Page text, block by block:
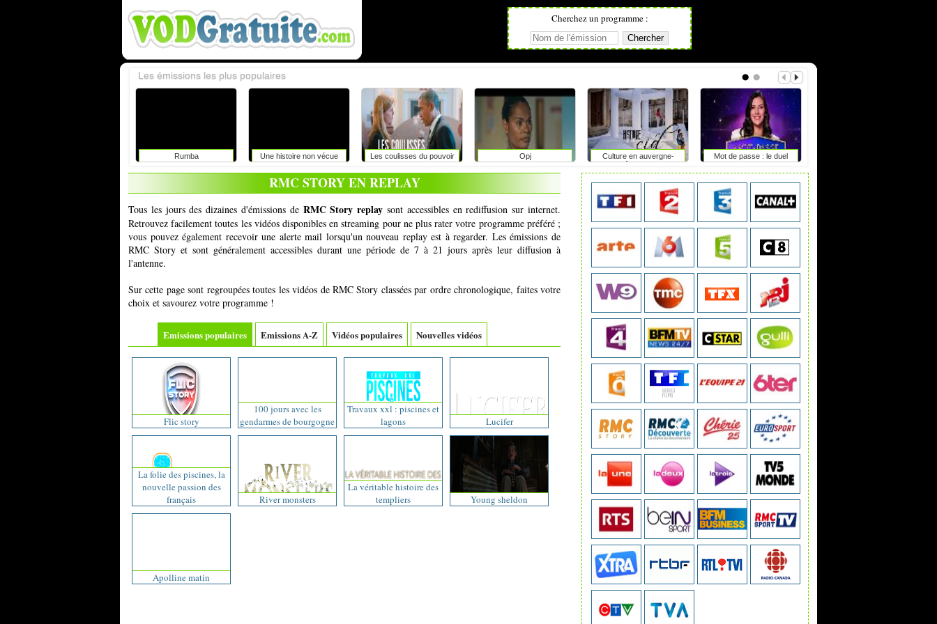
Cherchez un programme :
Rumba Une histoire non vécue Les coulisses du pouvoir Opj
Culture en auvergne-
rhône-alpes
Mot de passe : le duel
Les émissions les plus populaires
RMC STORY EN REPLAY
Tous les jours des dizaines d'émissions de RMC Story replay sont accessibles en rediffusion sur internet.
Retrouvez facilement toutes les vidéos disponibles en streaming pour ne plus rater votre programme préféré ;
vous pouvez également recevoir une alerte mail lorsqu'un nouveau replay est à regarder. Les émissions de
RMC Story et sont généralement accessibles durant une période de 7 à 21 jours après leur diffusion à
l'antenne.
Sur cette page sont regroupées toutes les vidéos de RMC Story classées par ordre chronologique, faites votre
choix et savourez votre programme !
Emissions populaires Emissions A-Z Vidéos populaires Nouvelles vidéos
Flic story
100 jours avec les
gendarmes de bourgogne
Travaux xxl : piscines et
lagons
Lucifer
La folie des piscines, la
nouvelle passion des
français
River monsters
La véritable histoire des
templiers
Young sheldon
Apolline matin